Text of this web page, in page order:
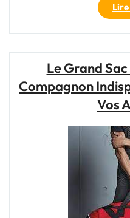
Le Grand
Compagnon
Vos